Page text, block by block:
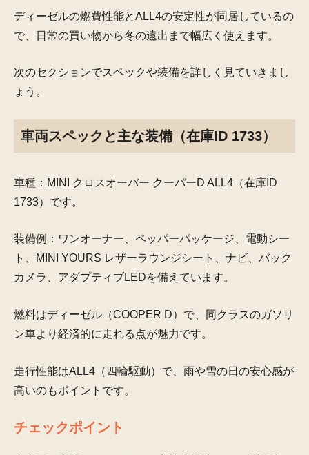
ディーゼルの燃費性能とALL4の安定性が同居しているの
で、日常の買い物から冬の遠出まで幅広く使えます。
次のセクションでスペックや装備を詳しく見ていきまし
ょう。
車両スペックと主な装備（在庫ID 1733）
車種：MINI クロスオーバー クーパーD ALL4（在庫ID
1733）です。
装備例：ワンオーナー、ペッパーパッケージ、電動シー
ト、MINI YOURS レザーラウンジシート、ナビ、バック
カメラ、アダプティブLEDを備えています。
燃料はディーゼル（COOPER D）で、同クラスのガソリ
ン車より経済的に走れる点が魅力です。
走行性能はALL4（四輪駆動）で、雨や雪の日の安心感が
高いのもポイントです。
チェックポイント